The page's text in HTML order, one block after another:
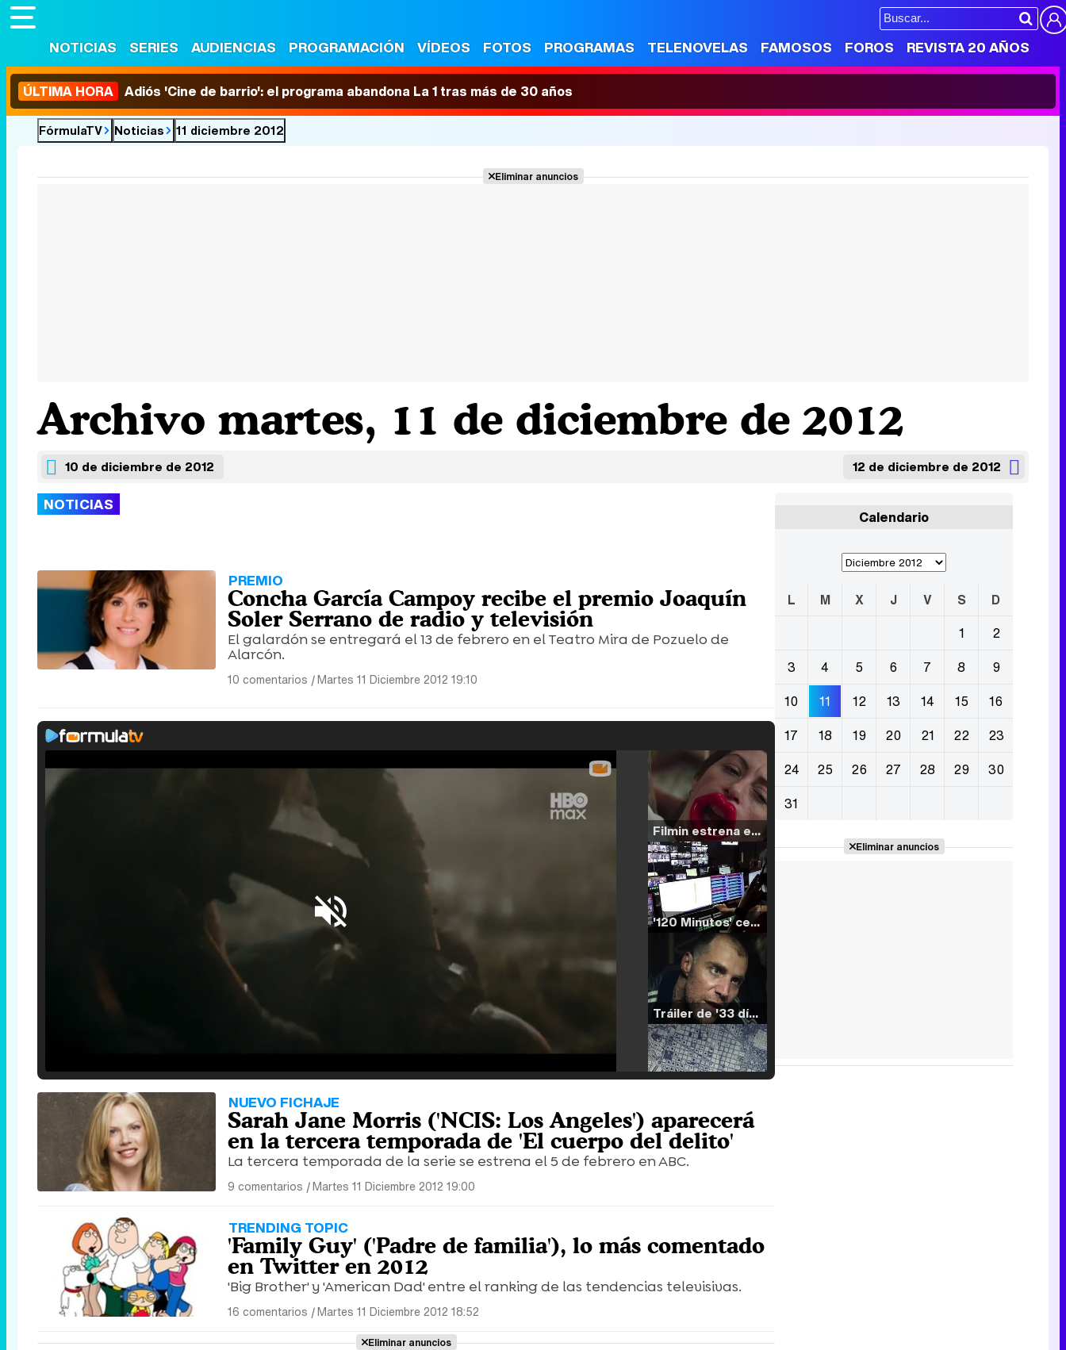
NOTICIAS SERIES AUDIENCIAS PROGRAMACIÓN VÍDEOS FOTOS PROGRAMAS TELENOVELAS FAMOSOS FOROS REVISTA 20 AÑOS
ÚLTIMA HORA Adiós 'Cine de barrio': el programa abandona La 1 tras más de 30 años
FórmulaTV Noticias 11 diciembre 2012
Eliminar anuncios
Archivo martes, 11 de diciembre de 2012
10 de diciembre de 2012 12 de diciembre de 2012
NOTICIAS
PREMIO
Concha García Campoy recibe el premio Joaquín
Soler Serrano de radio y televisión
El galardón se entregará el 13 de febrero en el Teatro Mira de Pozuelo de
Alarcón.
10 comentarios |Martes 11 Diciembre 2012 19:10
Filmin estrena el tráiler de 'Millennial Mal', su nueva comedia universitaria de la mano de Lorena Iglesias
'120 Minutos' celebra sus 2.000 programas en Telemadrid con un vídeo del día a día en la redacción
Tráiler de '33 días', la nueva serie de Atresplayer con Julián Villagrán y José Manuel Poga
NUEVO FICHAJE
Sarah Jane Morris ('NCIS: Los Angeles') aparecerá
en la tercera temporada de 'El cuerpo del delito'
La tercera temporada de la serie se estrena el 5 de febrero en ABC.
9 comentarios |Martes 11 Diciembre 2012 19:00
TRENDING TOPIC
'Family Guy' ('Padre de familia'), lo más comentado
en Twitter en 2012
'Big Brother' y 'American Dad' entre el ranking de las tendencias televisivas.
16 comentarios |Martes 11 Diciembre 2012 18:52
Eliminar anuncios
Calendario
L M X J V S
D
1
2
3
4 5 6 7 8
9
10
11 12 13 14 15
16
17
18 19 20 21 22
23
24
25 26 27 28 29
30
31
Eliminar anuncios